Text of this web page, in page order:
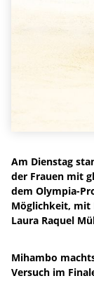
Am Dienstag
der Frauen mit
dem Olympia-
Möglichkeit, mit
Laura Raquel
Mihambo
Versuch im